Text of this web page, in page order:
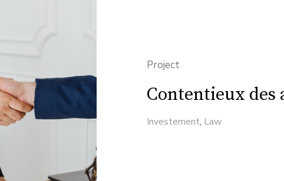
Project
Contentieux des
Investement, Law